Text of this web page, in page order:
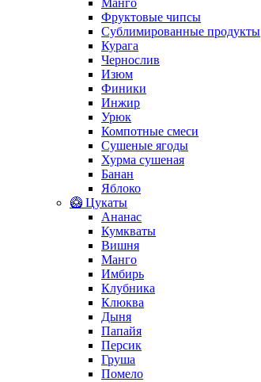
Манго
Фруктовые чипсы
Сублимированные продукты
Курага
Чернослив
Изюм
Финики
Инжир
Урюк
Компотные смеси
Сушеные ягоды
Хурма сушеная
Банан
Яблоко
🥝 Цукаты
Ананас
Кумкваты
Вишня
Манго
Имбирь
Клубника
Клюква
Дыня
Папайя
Персик
Груша
Помело